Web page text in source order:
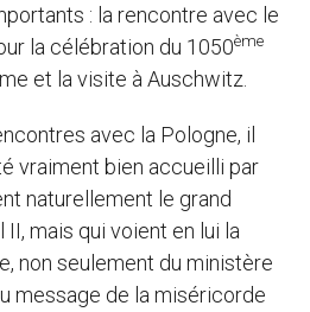
: la rencontre avec le
la célébration du 1050ème
et la visite à Auschwitz.
avec la Pologne, il
vraiment bien accueilli par
naturellement le grand
mais qui voient en lui la
non seulement du ministère
message de la miséricorde